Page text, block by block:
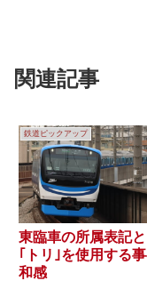
関連記事
鉄道ピックアップ
東臨車の所属表記
｢トリ｣を使用する
和感